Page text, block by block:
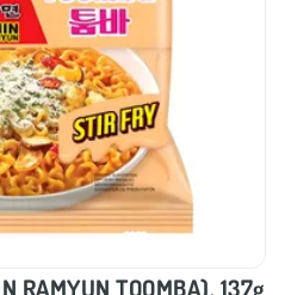
RAMYUN TOOMBA), 137g